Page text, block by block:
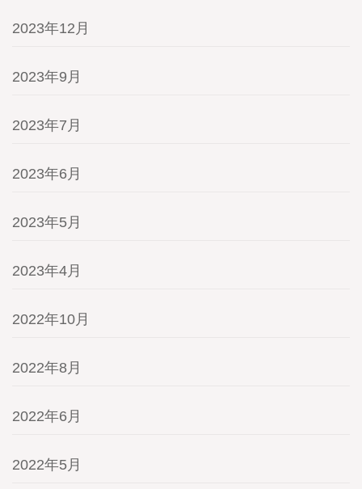
2023年12月
2023年9月
2023年7月
2023年6月
2023年5月
2023年4月
2022年10月
2022年8月
2022年6月
2022年5月